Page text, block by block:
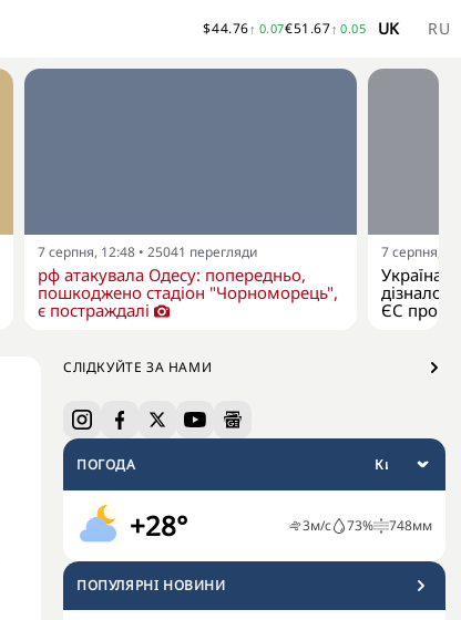
$44.76↑ 0.07€51.67↑ 0.05 UK RU
7 серпня, 12:48 • 25041 перегляди
рф атакувала Одесу: попередньо,
пошкоджено стадіон "Чорноморець",
є постраждалі
7 серпня,
Україна
ЄС про
СЛІДКУЙТЕ ЗА НАМИ
ПОГОДА
+28° 3м/с 73% 748мм
ПОПУЛЯРНI НОВИНИ